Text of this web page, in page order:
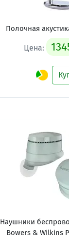
Полочная
Цена:
Наушники
Bowers & Wilkins